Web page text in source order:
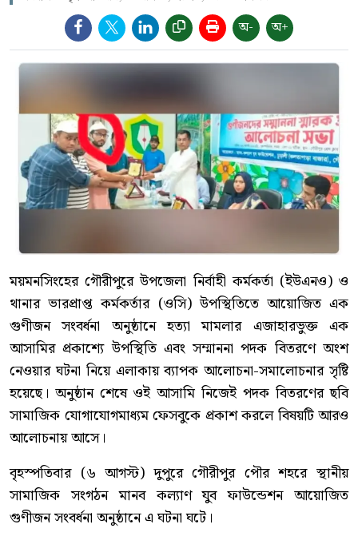
অ- অ+
ময়মনসিংহের গৌরীপুরে উপজেলা নির্বাহী কর্মকর্তা (ইউএনও) ও
থানার ভারপ্রাপ্ত কর্মকর্তার (ওসি) উপস্থিতিতে আয়োজিত এক
গুণীজন সংবর্ধনা অনুষ্ঠানে হত্যা মামলার এজাহারভুক্ত এক
আসামির প্রকাশ্যে উপস্থিতি এবং সম্মাননা পদক বিতরণে অংশ
নেওয়ার ঘটনা নিয়ে এলাকায় ব্যাপক আলোচনা-সমালোচনার সৃষ্টি
হয়েছে। অনুষ্ঠান শেষে ওই আসামি নিজেই পদক বিতরণের ছবি
সামাজিক যোগাযোগমাধ্যম ফেসবুকে প্রকাশ করলে বিষয়টি আরও
আলোচনায় আসে।
বৃহস্পতিবার (৬ আগস্ট) দুপুরে গৌরীপুর পৌর শহরে স্থানীয়
সামাজিক সংগঠন মানব কল্যাণ যুব ফাউন্ডেশন আয়োজিত
গুণীজন সংবর্ধনা অনুষ্ঠানে এ ঘটনা ঘটে।